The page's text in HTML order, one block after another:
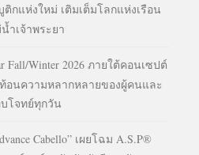
ติกแห่งใหม่ เติมเต็มโลกแห่งเรือน
ำเจ้าพระยา
Fall/Winter 2026 ภายใต้คอนเซปต์
ท้อนความหลากหลายของผู้คนและ
โจทย์ทุกวัน
Cabello” เผยโฉม A.S.P®